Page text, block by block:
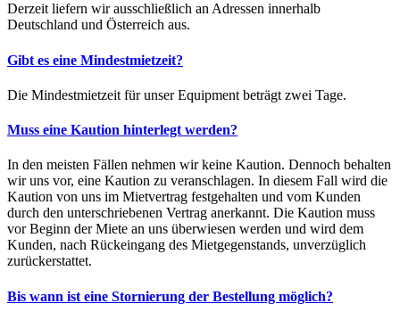
Derzeit liefern wir ausschließlich an Adressen innerhalb
Deutschland und Österreich aus.
Gibt es eine Mindestmietzeit?
Die Mindestmietzeit für unser Equipment beträgt zwei Tage.
Muss eine Kaution hinterlegt werden?
In den meisten Fällen nehmen wir keine Kaution. Dennoch behalten
wir uns vor, eine Kaution zu veranschlagen. In diesem Fall wird die
Kaution von uns im Mietvertrag festgehalten und vom Kunden
durch den unterschriebenen Vertrag anerkannt. Die Kaution muss
vor Beginn der Miete an uns überwiesen werden und wird dem
Kunden, nach Rückeingang des Mietgegenstands, unverzüglich
zurückerstattet.
Bis wann ist eine Stornierung der Bestellung möglich?